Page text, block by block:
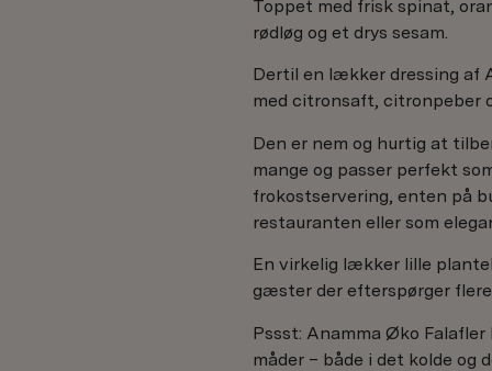
Toppet med frisk spinat,
rødløg og et drys sesam.
Dertil en lækker dressing af
med citronsaft, citronpeber
Den er nem og hurtig at
mange og passer perfekt
frokostservering, enten på
restauranten eller som
En virkelig lækker lille
gæster der efterspørger
Pssst: Anamma Øko
måder – både i det kolde og